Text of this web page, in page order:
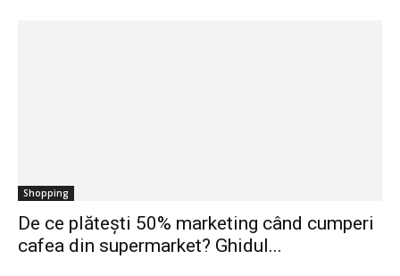
Shopping
De ce plătești 50% marketing când cumperi
cafea din supermarket? Ghidul...